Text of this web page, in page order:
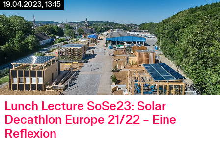
19.04.2023, 13:15
Lunch Lecture SoSe23: Solar
Decathlon Europe 21/22 – Eine
Reflexion